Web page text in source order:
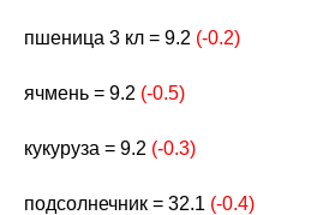
пшеница 3 кл = 9.2 (-0.2)
ячмень = 9.2 (-0.5)
кукуруза = 9.2 (-0.3)
подсолнечник = 32.1 (-0.4)